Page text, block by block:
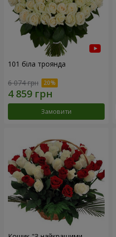
101 біла троянда
6 074 грн
Замовити